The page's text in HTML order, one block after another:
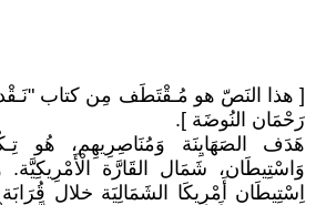
[ هذا النَصّ هو مُـقْتَطَف مِن كتاب "نَـقْد
رَحْمَان النُوضَة ].
هَدَف الصَهَايِنَة وَمُنَاصِرِيهِم، هُو
وَاسْتِيطَان، شَمَال القَارَّة
اِسْتِيطَان أَمْرِيكَا الشَمَالِيَة خلال